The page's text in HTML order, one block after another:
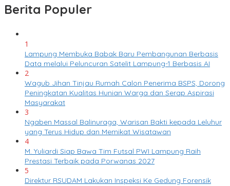
Berita Populer
1
Lampung Membuka Babak Baru Pembangunan Berbasis
Data melalui Peluncuran Satelit Lampung-1 Berbasis AI
2
Wagub Jihan Tinjau Rumah Calon Penerima BSPS, Dorong
Peningkatan Kualitas Hunian Warga dan Serap Aspirasi
Masyarakat
3
Ngaben Massal Balinuraga, Warisan Bakti kepada Leluhur
yang Terus Hidup dan Memikat Wisatawan
4
M. Yuliardi Siap Bawa Tim Futsal PWI Lampung Raih
Prestasi Terbaik pada Porwanas 2027
5
Direktur RSUDAM Lakukan Inspeksi Ke Gedung Forensik